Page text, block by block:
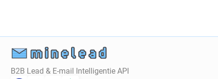
B2B Lead & E-mail Intelligentie API